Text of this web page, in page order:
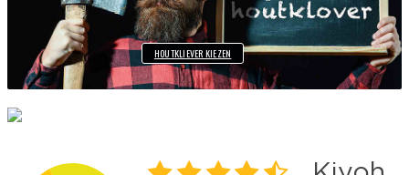
HOUTKLIEVER KIEZEN